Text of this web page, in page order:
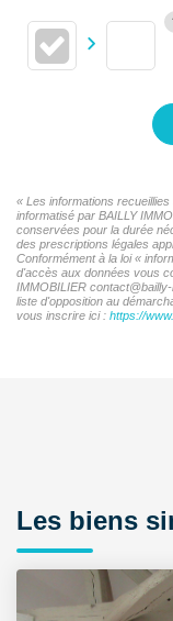
« Les informations
informatisé par BAILLY
conservées pour la durée
des prescriptions légales
Conformément à la loi «
d'accès aux données vous
IMMOBILIER
liste d'opposition au
vous inscrire ici : https://
Les biens